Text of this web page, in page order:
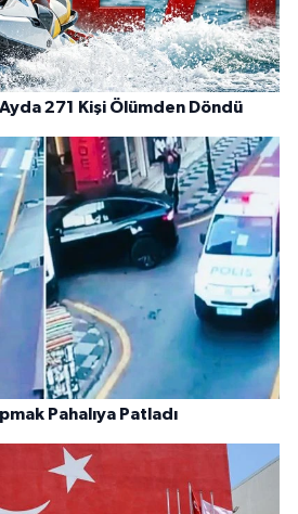
271 Kişi Ölümden Döndü
Pahalıya Patladı